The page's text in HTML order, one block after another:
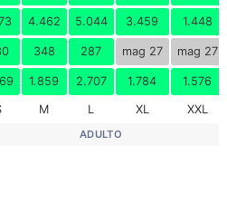
4.462 5.044 3.459 1.448
348 287 mag 27 mag 27
1.859 2.707 1.784 1.576
M L XL XXL
ADULTO